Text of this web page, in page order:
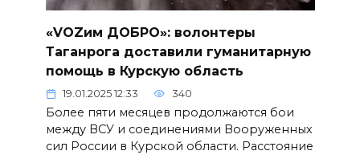
«VOZим ДОБРО»: волонтеры
Таганрога доставили гуманитарную
помощь в Курскую область
19.01.2025 12:33 340
Более пяти месяцев продолжаются бои
между ВСУ и соединениями Вооруженных
сил России в Курской области. Расстояние